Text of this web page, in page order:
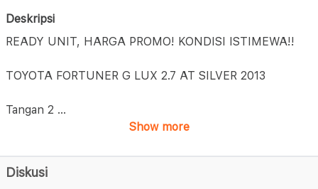
Deskripsi
READY UNIT, HARGA PROMO! KONDISI ISTIMEWA!!
TOYOTA FORTUNER G LUX 2.7 AT SILVER 2013
Tangan 2 ...
Show more
Diskusi